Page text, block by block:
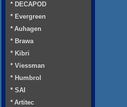
* DECAPOD
* Evergreen
* Auhagen
* Brawa
* Kibri
* Viessman
* Humbrol
* SAI
* Artitec